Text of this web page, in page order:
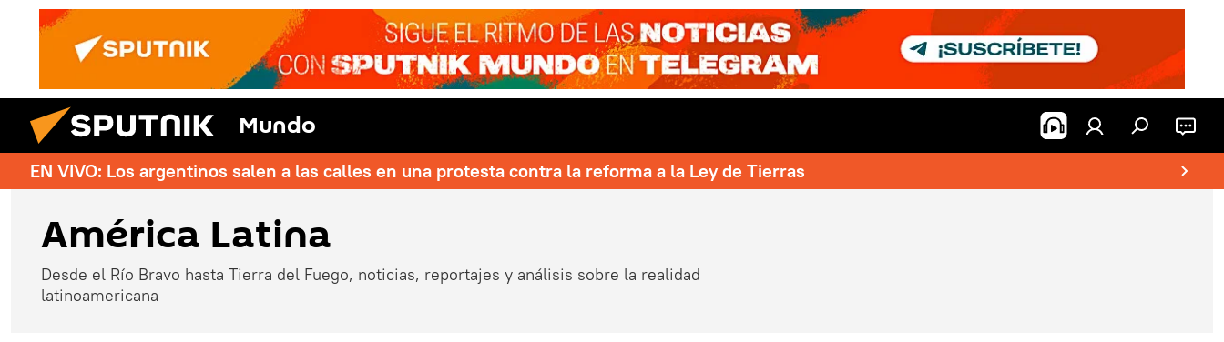
Mundo
EN VIVO: Los argentinos salen a las calles en una protesta contra la reforma a la Ley de Tierras
América Latina
Desde el Río Bravo hasta Tierra del Fuego, noticias, reportajes y análisis sobre la realidad
latinoamericana